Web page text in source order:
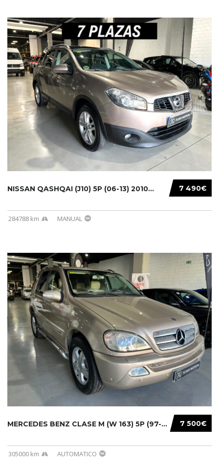
7 490€
NISSAN QASHQAI (J10) 5P (06-13) 2010...
284788 km MANUAL
7 500€
MERCEDES BENZ CLASE M (W 163) 5P (97-05) 200...
305000 km AUTOMATICO